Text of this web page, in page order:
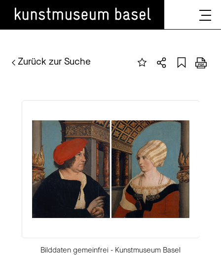
Zurück zur Suche
Bilddaten gemeinfrei - Kunstmuseum Basel